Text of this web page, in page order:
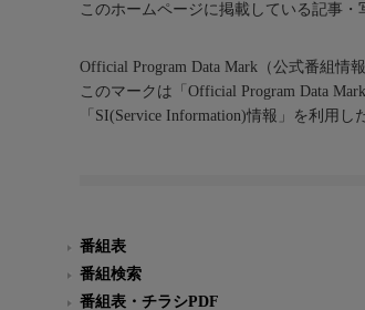
このホームページに掲載している記事
Official Program Data Mark（公式番組情報
このマークは「Official Program Data
「SI(Service Information)情報」を利用
番組表
番組検索
番組表・チラシPDF